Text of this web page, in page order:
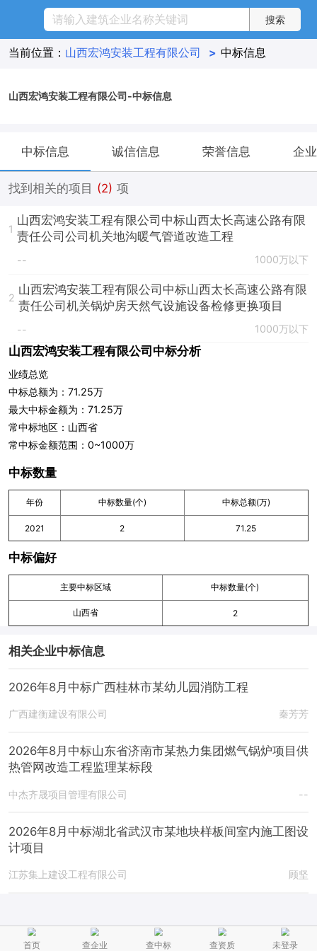
当前位置： 山西宏鸿安装工程有限公司 > 中标信息
山西宏鸿安装工程有限公司-中标信息
中标信息 诚信信息 荣誉信息 企
找到相关的项目 (2) 项
1
山西宏鸿安装工程有限公司中标山西太长高速公路有限
责任公司公司机关地沟暖气管道改造工程
-- 1000万以下
2
山西宏鸿安装工程有限公司中标山西太长高速公路有限
责任公司机关锅炉房天然气设施设备检修更换项目
-- 1000万以下
山西宏鸿安装工程有限公司中标分析
业绩总览
中标总额为：71.25万
最大中标金额为：71.25万
常中标地区：山西省
常中标金额范围：0~1000万
中标数量
年份 中标数量(个) 中标总额(万)
2021 2 71.25
中标偏好
主要中标区域 中标数量(个)
山西省 2
相关企业中标信息
2026年8月中标广西桂林市某幼儿园消防工程
广西建衡建设有限公司 秦芳芳
2026年8月中标山东省济南市某热力集团燃气锅炉项目供
热管网改造工程监理某标段
中杰齐晟项目管理有限公司 --
2026年8月中标湖北省武汉市某地块样板间室内施工图设
计项目
江苏集上建设工程有限公司 顾坚
首页 查企业 查中标 查资质 未登录